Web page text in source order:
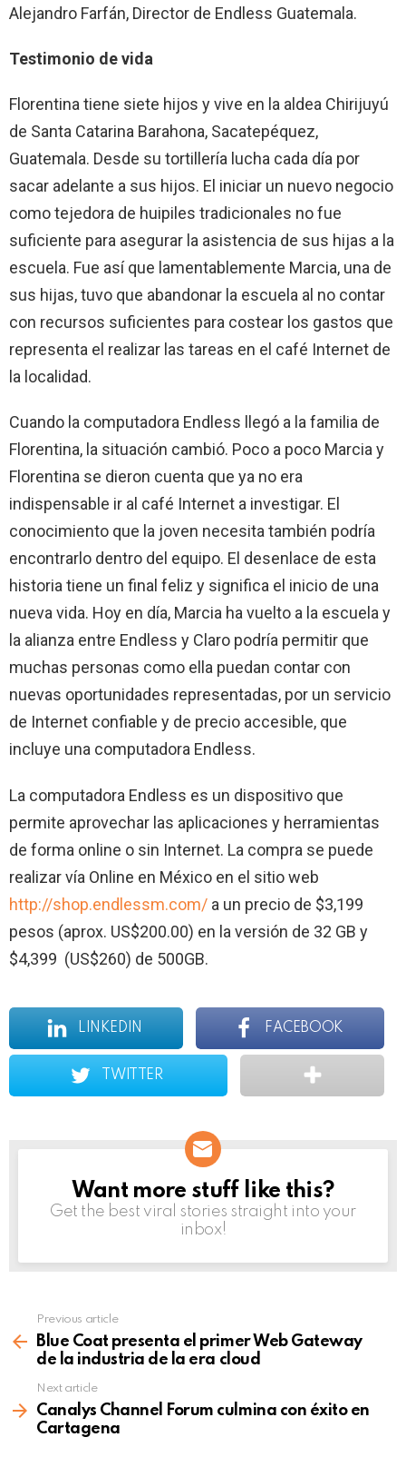
Alejandro Farfán, Director de Endless Guatemala.
Testimonio de vida
Florentina tiene siete hijos y vive en la aldea Chirijuyú
de Santa Catarina Barahona, Sacatepéquez,
Guatemala. Desde su tortillería lucha cada día por
sacar adelante a sus hijos. El iniciar un nuevo negocio
como tejedora de huipiles tradicionales no fue
suficiente para asegurar la asistencia de sus hijas a la
escuela. Fue así que lamentablemente Marcia, una de
sus hijas, tuvo que abandonar la escuela al no contar
con recursos suficientes para costear los gastos que
representa el realizar las tareas en el café Internet de
la localidad.
Cuando la computadora Endless llegó a la familia de
Florentina, la situación cambió. Poco a poco Marcia y
Florentina se dieron cuenta que ya no era
indispensable ir al café Internet a investigar. El
conocimiento que la joven necesita también podría
encontrarlo dentro del equipo. El desenlace de esta
historia tiene un final feliz y significa el inicio de una
nueva vida. Hoy en día, Marcia ha vuelto a la escuela y
la alianza entre Endless y Claro podría permitir que
muchas personas como ella puedan contar con
nuevas oportunidades representadas, por un servicio
de Internet confiable y de precio accesible, que
incluye una computadora Endless.
La computadora Endless es un dispositivo que
permite aprovechar las aplicaciones y herramientas
de forma online o sin Internet. La compra se puede
realizar vía Online en México en el sitio web
http://shop.endlessm.com/ a un precio de $3,199
pesos (aprox. US$200.00) en la versión de 32 GB y
$4,399 (US$260) de 500GB.
LINKEDIN FACEBOOK
TWITTER
NEWSLETTER
Want more stuff like this?
Get the best viral stories straight into your
inbox!
more
Previous article
Blue Coat presenta el primer Web Gateway
de la industria de la era cloud
Next article
Canalys Channel Forum culmina con éxito en
Cartagena